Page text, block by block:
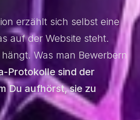
erzählt sich selbst eine
auf der Website steht.
Was man Bewerbern
Protokolle sind der
Du aufhörst, sie zu